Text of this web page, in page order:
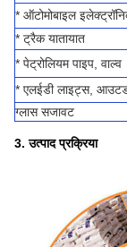
* ऑटोमोबाइल
* ट्रैक यातायात
* पेट्रोलियम पाइप, वाल्व
* एलईडी लाइट्स,
ग्लास सजावट
3. उत्पाद प्रक्रिया